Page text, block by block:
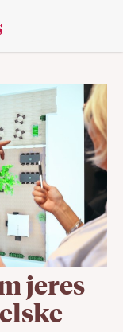
jeres